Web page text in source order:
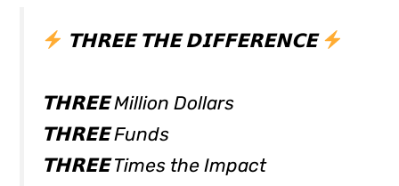
𝗧𝗛𝗥𝗘𝗘 𝗧𝗛𝗘 𝗗𝗜𝗙𝗙𝗘𝗥𝗘𝗡𝗖𝗘
𝗧𝗛𝗥𝗘𝗘 Million Dollars
𝗧𝗛𝗥𝗘𝗘 Funds
𝗧𝗛𝗥𝗘𝗘 Times the Impact